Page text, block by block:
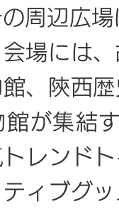
周辺広
場には
、陝西
が集結
レンド
ィブグ